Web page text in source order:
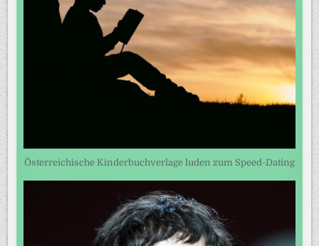
Österreichische Kinderbuchverlage luden zum Speed-Dating